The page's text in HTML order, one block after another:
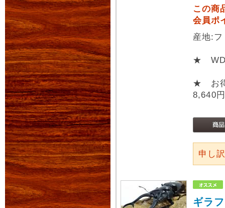
この商
会員ポ
産地:
★ WD
★ お
8,640
申し
ギラ